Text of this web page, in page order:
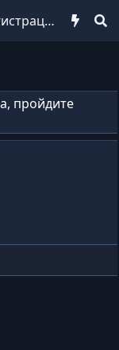
Регистрация
пройдите